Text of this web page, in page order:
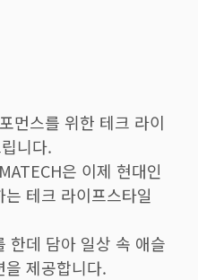
먼스를 위한 테크 라이
니다.
은 이제 현대인
테크 라이프스타일
한데 담아 일상 속 애슬
을 제공합니다.